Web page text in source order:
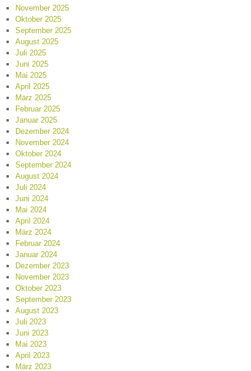
November 2025
Oktober 2025
September 2025
August 2025
Juli 2025
Juni 2025
Mai 2025
April 2025
März 2025
Februar 2025
Januar 2025
Dezember 2024
November 2024
Oktober 2024
September 2024
August 2024
Juli 2024
Juni 2024
Mai 2024
April 2024
März 2024
Februar 2024
Januar 2024
Dezember 2023
November 2023
Oktober 2023
September 2023
August 2023
Juli 2023
Juni 2023
Mai 2023
April 2023
März 2023